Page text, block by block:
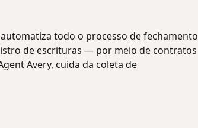
todo o processo de fechamento
de escrituras — por meio de contratos
Avery, cuida da coleta de